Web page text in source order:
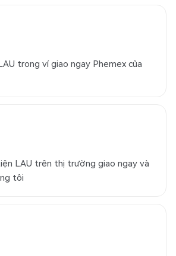
trong ví giao ngay Phemex của
LAU trên thị trường giao ngay và
tôi